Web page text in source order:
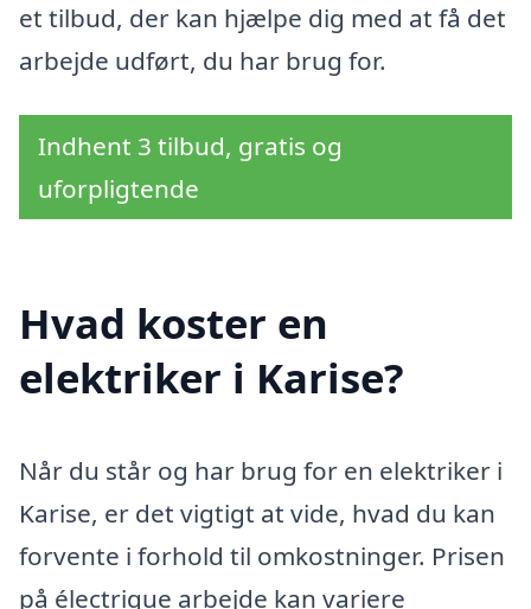
et tilbud, der kan hjælpe dig med at få det
arbejde udført, du har brug for.
Indhent 3 tilbud, gratis og
uforpligtende
Hvad koster en
elektriker i Karise?
Når du står og har brug for en elektriker i
Karise, er det vigtigt at vide, hvad du kan
forvente i forhold til omkostninger. Prisen
på électrique arbejde kan variere